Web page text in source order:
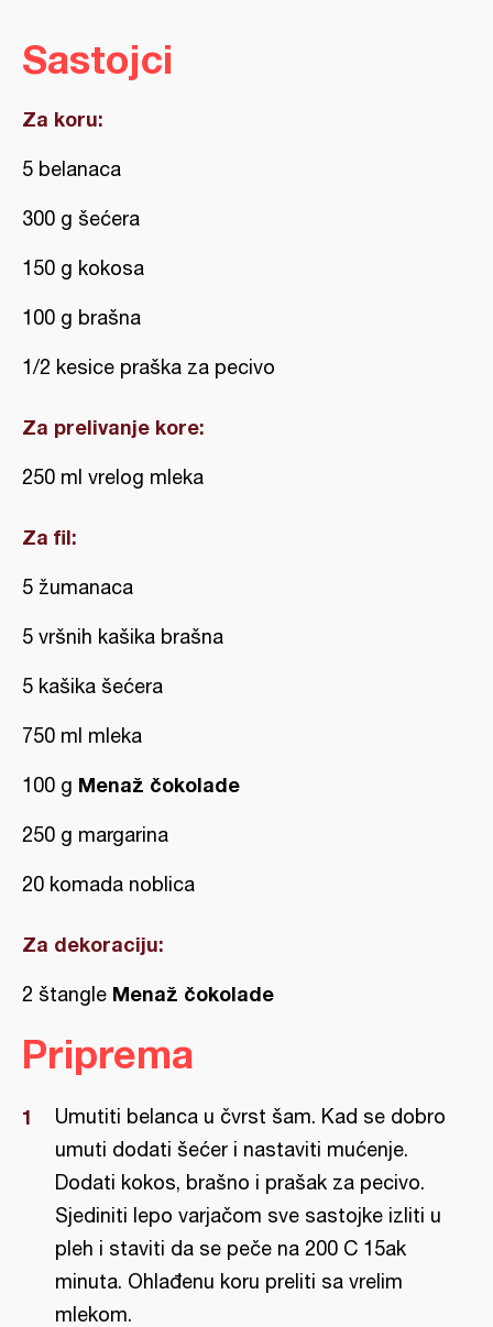
Sastojci
Za koru:
5 belanaca
300 g šećera
150 g kokosa
100 g brašna
1/2 kesice praška za pecivo
Za prelivanje kore:
250 ml vrelog mleka
Za fil:
5 žumanaca
5 vršnih kašika brašna
5 kašika šećera
750 ml mleka
100 g Menaž čokolade
250 g margarina
20 komada noblica
Za dekoraciju:
2 štangle Menaž čokolade
Priprema
Umutiti belanca u čvrst šam. Kad se dobro
umuti dodati šećer i nastaviti mućenje.
Dodati kokos, brašno i prašak za pecivo.
Sjediniti lepo varjačom sve sastojke izliti u
pleh i staviti da se peče na 200 C 15ak
minuta. Ohlađenu koru preliti sa vrelim
mlekom.